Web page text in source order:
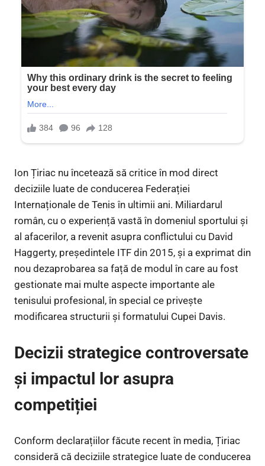
Ion Țiriac nu încetează să critice în mod direct
deciziile luate de conducerea Federației
Internaționale de Tenis în ultimii ani. Miliardarul
român, cu o experiență vastă în domeniul sportului și
al afacerilor, a revenit asupra conflictului cu David
Haggerty, președintele ITF din 2015, și a exprimat din
nou dezaprobarea sa față de modul în care au fost
gestionate mai multe aspecte importante ale
tenisului profesional, în special ce privește
modificarea structurii și formatului Cupei Davis.
Decizii strategice controversate
și impactul lor asupra
competiției
Conform declarațiilor făcute recent în media, Țiriac
consideră că deciziile strategice luate de conducerea